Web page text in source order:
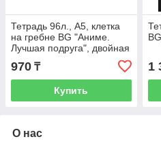
Тетрадь 96л., А5, клетка
на гребне BG "Аниме.
Лучшая подруга", двойная
обложка
970 ₸
Купить
1
О нас